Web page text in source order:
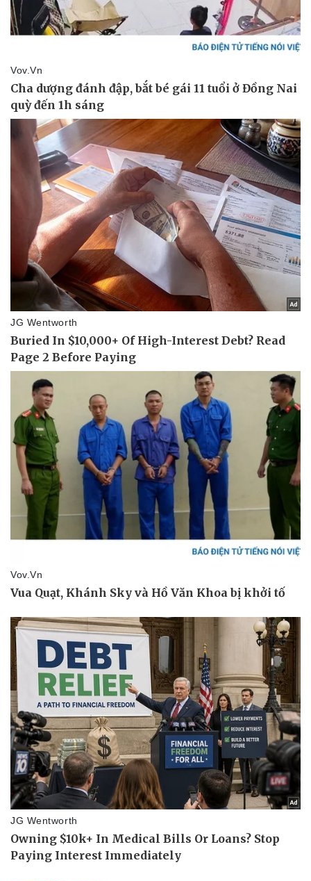
Doanh nghiệp
Thông tin doanh nghiệp
Doanh nghiệp 24h
Doanh nhân
Vì cộng đồng
Sành điệu
Tin Công nghệ
Trải nghiệm
Chuyển đổi số
Sức khỏe
Sản phụ khoa
Nhi khoa
Làm đẹp - giảm cân
Phòng mạch online
Ăn sạch sống khỏe
Đời sống
Nhà đẹp